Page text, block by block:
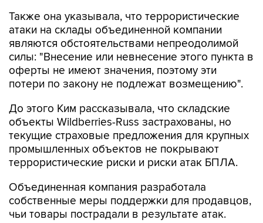
Также она указывала, что террористические
атаки на склады объединенной компании
являются обстоятельствами непреодолимой
силы: "Внесение или невнесение этого пункта в
оферты не имеют значения, поэтому эти
потери по закону не подлежат возмещению".
До этого Ким рассказывала, что складские
объекты Wildberries-Russ застрахованы, но
текущие страховые предложения для крупных
промышленных объектов не покрывают
террористические риски и риски атак БПЛА.
Объединенная компания разработала
собственные меры поддержки для продавцов,
чьи товары пострадали в результате атак.